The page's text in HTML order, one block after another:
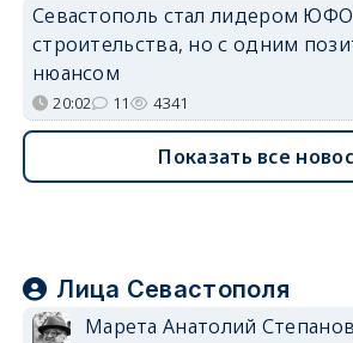
Севастополь стал лидером
строительства, но с одним
нюансом
20:02 11 4341
Показать все
Лица Севастополя
Марета Анатолий